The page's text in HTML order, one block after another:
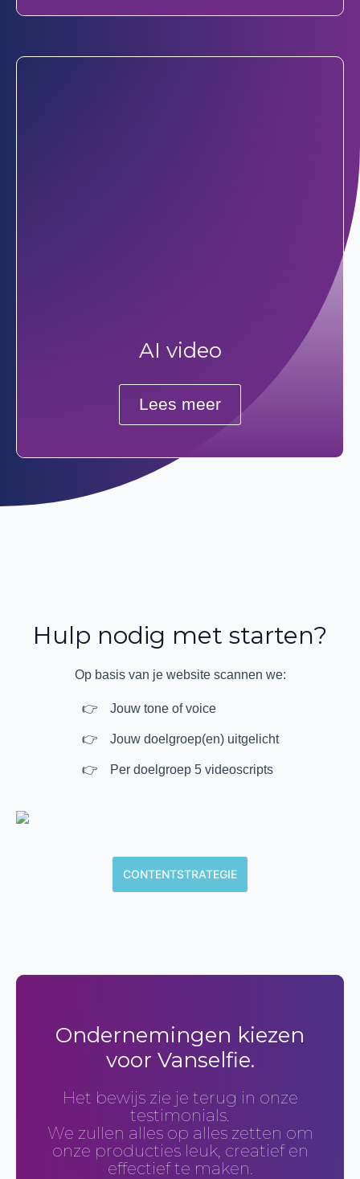
AI video
Lees meer
Hulp nodig met starten?
Op basis van je website scannen we:
Jouw tone of voice
Jouw doelgroep(en) uitgelicht
Per doelgroep 5 videoscripts
CONTENTSTRATEGIE
Ondernemingen kiezen
voor Vanselfie.
Het bewijs zie je terug in onze
testimonials.
We zullen alles op alles zetten om
onze producties leuk, creatief en
effectief te maken.